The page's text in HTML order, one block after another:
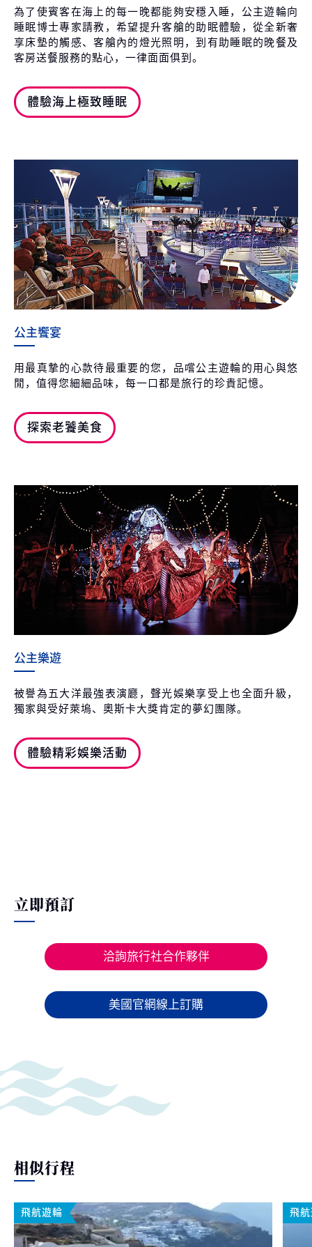
為了使賓客在海上的每一晚都能夠安穩入睡，公主遊輪向
睡眠博士專家請教，希望提升客艙的助眠體驗，從全新奢
享床墊的觸感、客艙內的燈光照明，到有助睡眠的晚餐及
客房送餐服務的點心，一律面面俱到。
體驗海上極致睡眠
公主饗宴
用最真摯的心款待最重要的您，品嚐公主遊輪的用心與悠
閒，值得您細細品味，每一口都是旅行的珍貴記憶。
探索老饕美食
公主樂遊
被譽為五大洋最強表演廳，聲光娛樂享受上也全面升級，
獨家與受好萊塢、奧斯卡大獎肯定的夢幻團隊。
體驗精彩娛樂活動
立即預訂
洽詢旅行社合作夥伴
美國官網線上訂購
相似行程
飛航遊輪 飛